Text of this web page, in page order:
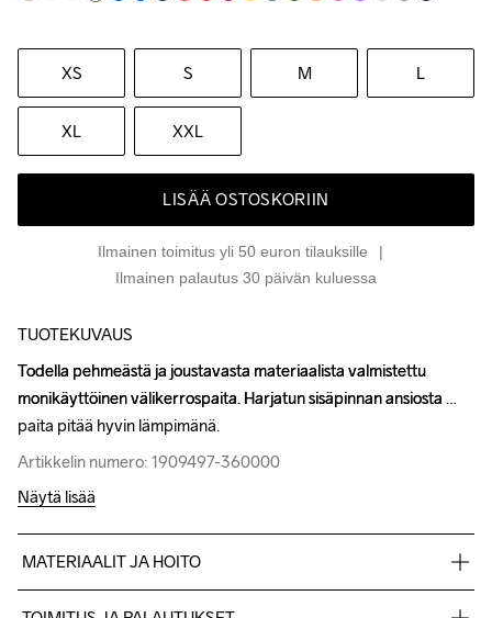
XS S M L
XL XXL
LISÄÄ OSTOSKORIIN
Ilmainen toimitus yli 50 euron tilauksille
Ilmainen palautus 30 päivän kuluessa
TUOTEKUVAUS
Todella pehmeästä ja joustavasta materiaalista valmistettu
monikäyttöinen välikerrospaita. Harjatun sisäpinnan ansiosta
paita pitää hyvin lämpimänä.
Artikkelin numero: 1909497-360000
Todella pehmeästä ja joustavasta materiaalista valmistettu
monikäyttöinen välikerrospaita. Harjatun sisäpinnan ansiosta
paita pitää hyvin lämpimänä.
Artikkelin numero: 1909497-360000
Näytä lisää
MATERIAALIT JA HOITO